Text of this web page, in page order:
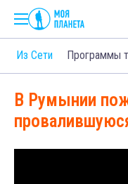
Из Сети Программы
В Румынии